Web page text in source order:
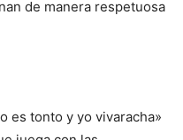
de manera respetuosa
es tonto y yo vivaracha»